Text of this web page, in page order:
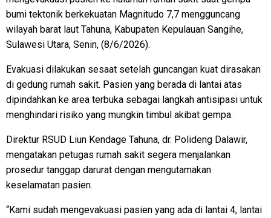
bumi tektonik berkekuatan Magnitudo 7,7 mengguncang
wilayah barat laut Tahuna, Kabupaten Kepulauan Sangihe,
Sulawesi Utara, Senin, (8/6/2026).
Evakuasi dilakukan sesaat setelah guncangan kuat dirasakan
di gedung rumah sakit. Pasien yang berada di lantai atas
dipindahkan ke area terbuka sebagai langkah antisipasi untuk
menghindari risiko yang mungkin timbul akibat gempa.
Direktur RSUD Liun Kendage Tahuna, dr. Polideng Dalawir,
mengatakan petugas rumah sakit segera menjalankan
prosedur tanggap darurat dengan mengutamakan
keselamatan pasien.
“Kami sudah mengevakuasi pasien yang ada di lantai 4, lantai